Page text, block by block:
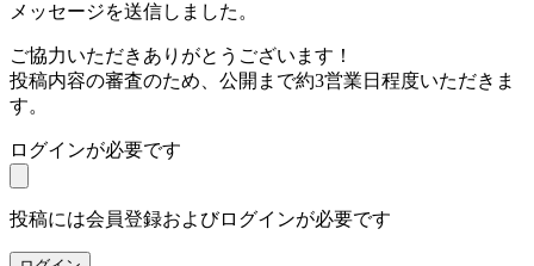
メッセージを送信しました。
ご協力いただきありがとうございます！
投稿内容の審査のため、公開まで約3営業日程度いただきま
す。
ログインが必要です
投稿には会員登録およびログインが必要です